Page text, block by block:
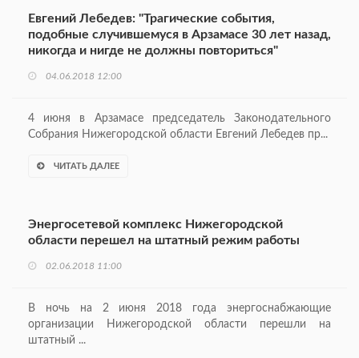
Евгений Лебедев: "Трагические события,
подобные случившемуся в Арзамасе 30 лет назад,
никогда и нигде не должны повториться"
04.06.2018 12:00
4 июня в Арзамасе председатель Законодательного
Собрания Нижегородской области Евгений Лебедев пр...
ЧИТАТЬ ДАЛЕЕ
Энергосетевой комплекс Нижегородской
области перешел на штатный режим работы
02.06.2018 11:00
В ночь на 2 июня 2018 года энергоснабжающие
организации Нижегородской области перешли на
штатный ...